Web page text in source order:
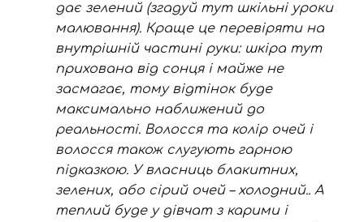
дає зелений (згадуй тут шкільні уроки
малювання). Краще це перевіряти на
внутрішній частині руки: шкіра тут
прихована від сонця і майже не
засмагає, тому відтінок буде
максимально наближений до
реальності. Волосся та колір очей і
волосся також слугують гарною
підказкою. У власниць блакитних,
зелених, або сірий очей – холодний.. А
теплий буде у дівчат з карими і